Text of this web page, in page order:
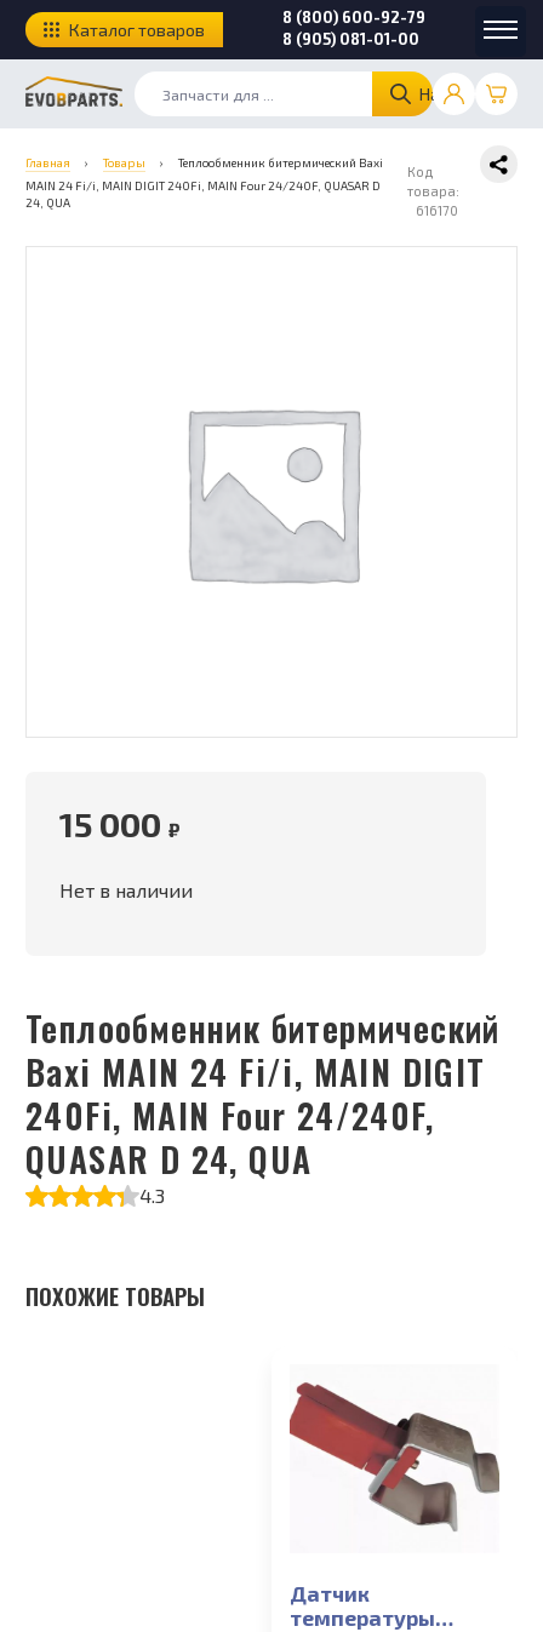
Найти
8 (800) 600-92-79
8 (905) 081-01-00
Каталог товаров
Главная › Товары ›
Теплообменник битермический Baxi
MAIN 24 Fi/i, MAIN DIGIT 240Fi, MAIN Four 24/240F, QUASAR D
24, QUA
Код
товара:
616170
Теплообменник битермический
Baxi MAIN 24 Fi/i, MAIN DIGIT
240Fi, MAIN Four 24/240F,
QUASAR D 24, QUA
4.3
15 000 ₽
Нет в наличии
ПОХОЖИЕ ТОВАРЫ
Датчик
температуры